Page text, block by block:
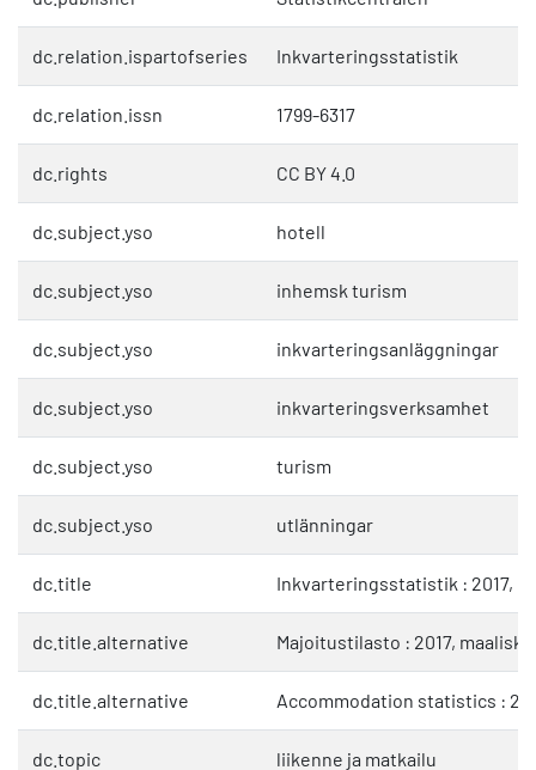
dc.relation.ispartofseries Inkvarteringsstatistik
dc.relation.issn 1799-6317
dc.rights CC BY 4.0
dc.subject.yso hotell
dc.subject.yso inhemsk turism
dc.subject.yso inkvarteringsanläggningar
dc.subject.yso inkvarteringsverksamhet
dc.subject.yso turism
dc.subject.yso utlänningar
dc.title Inkvarteringsstatistik : 2017,
dc.title.alternative Majoitustilasto : 2017,
dc.title.alternative Accommodation statistics :
dc.topic liikenne ja matkailu